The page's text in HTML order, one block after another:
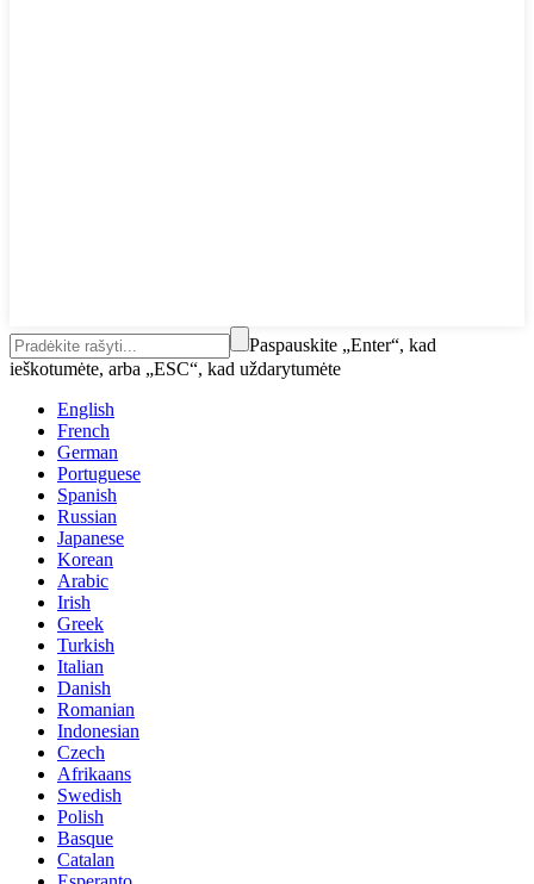
Paspauskite „Enter“, kad
ieškotumėte, arba „ESC“, kad uždarytumėte
English
French
German
Portuguese
Spanish
Russian
Japanese
Korean
Arabic
Irish
Greek
Turkish
Italian
Danish
Romanian
Indonesian
Czech
Afrikaans
Swedish
Polish
Basque
Catalan